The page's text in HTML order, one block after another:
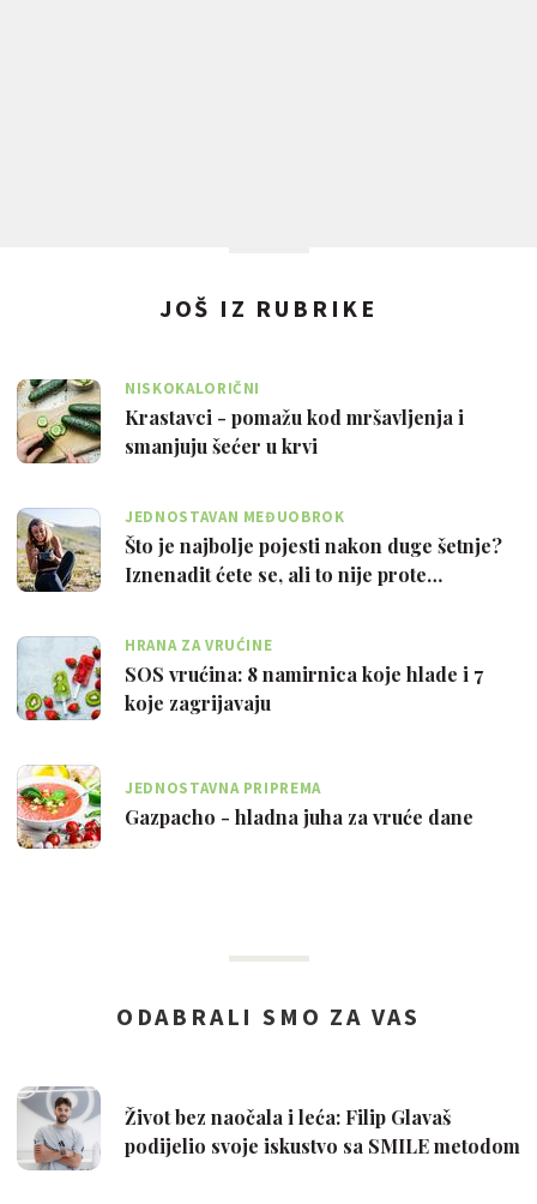
JOŠ IZ RUBRIKE
NISKOKALORIČNI
Krastavci - pomažu kod mršavljenja i
smanjuju šećer u krvi
JEDNOSTAVAN MEĐUOBROK
Što je najbolje pojesti nakon duge šetnje?
Iznenadit ćete se, ali to nije prote…
HRANA ZA VRUĆINE
SOS vrućina: 8 namirnica koje hlade i 7
koje zagrijavaju
JEDNOSTAVNA PRIPREMA
Gazpacho - hladna juha za vruće dane